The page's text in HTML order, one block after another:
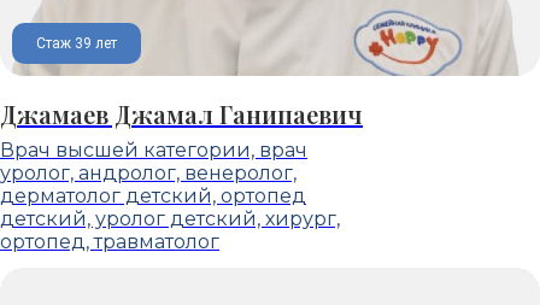
Стаж 39 лет
Джамаев Джамал Ганипаевич
Врач высшей категории, врач
уролог, андролог, венеролог,
дерматолог детский, ортопед
детский, уролог детский, хирург,
ортопед, травматолог